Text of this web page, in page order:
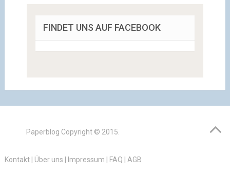
FINDET UNS AUF FACEBOOK
Paperblog Copyright © 2015.
Kontakt| Über uns | Impressum | FAQ | AGB